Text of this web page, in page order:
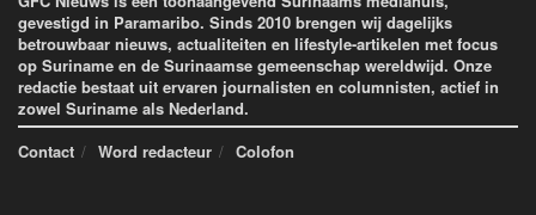
gevestigd in Paramaribo. Sinds 2010 brengen wij dagelijks
betrouwbaar nieuws, actualiteiten en lifestyle-artikelen met focus
op Suriname en de Surinaamse gemeenschap wereldwijd. Onze
redactie bestaat uit ervaren journalisten en columnisten, actief in
zowel Suriname als Nederland.
Contact
Word redacteur Colofon